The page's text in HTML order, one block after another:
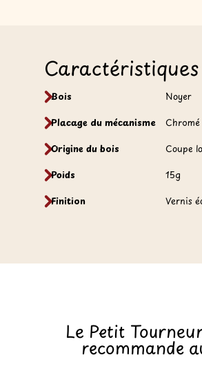
Caractéristiques
Bois
Noyer
Placage du mécanisme
Chromé
Origine du bois
Coupe
Poids
15g
Finition
Vernis
Le Petit
recommande